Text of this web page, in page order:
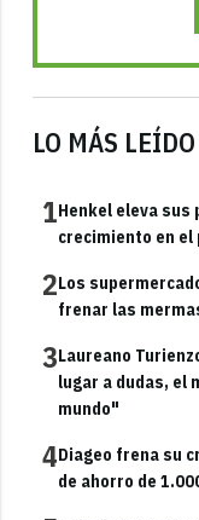
LO MÁS LEÍDO
1Henkel eleva
crecimiento en
2Los
frenar las
3Laureano
lugar a dudas, el
mundo"
4Diageo frena su
de ahorro de